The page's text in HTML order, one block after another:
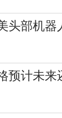
头部机
预计未来